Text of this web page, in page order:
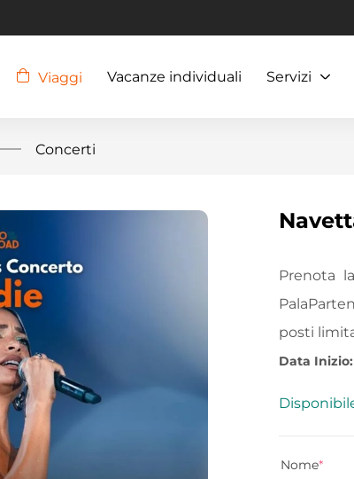
Viaggi Vacanze individuali Servizi
Concerti
Prenota
posti
Data Inizio:
Nome*